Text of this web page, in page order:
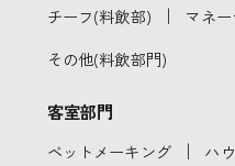
チーフ(料飲部) ｜ マネ
その他(料飲部門)
客室部門
ベットメーキング ｜ ハ